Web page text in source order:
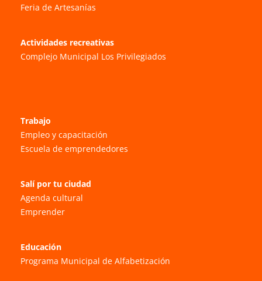
Feria de Artesanías
Actividades recreativas
Complejo Municipal Los Privilegiados
Trabajo
Empleo y capacitación
Escuela de emprendedores
Salí por tu ciudad
Agenda cultural
Emprender
Educación
Programa Municipal de Alfabetización